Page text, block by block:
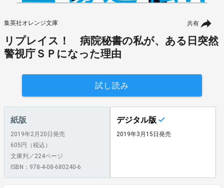
共有
集英社オレンジ文庫
リプレイス！ 病院秘書の私が、ある日突然
警視庁ＳＰになった理由
試し読み
紙版
2019年2月20日発売
605円（税込）
文庫判／224ページ
ISBN：978-4-08-680240-6
デジタル版
2019年3月15日発売